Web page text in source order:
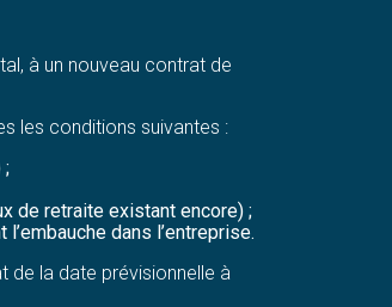
à un nouveau contrat de
les conditions suivantes :
;
de retraite existant encore) ;
dans l’entreprise.
de la date prévisionnelle à